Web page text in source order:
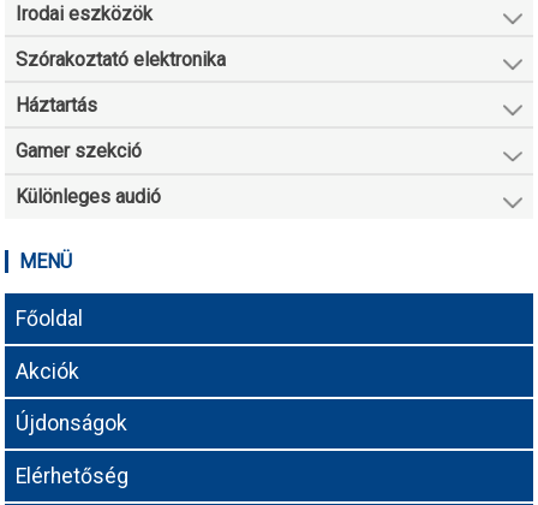
Irodai eszközök
Szórakoztató elektronika
Háztartás
Gamer szekció
Különleges audió
MENÜ
Főoldal
Akciók
Újdonságok
Elérhetőség